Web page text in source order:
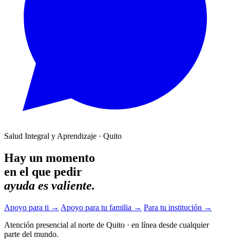
Salud Integral y Aprendizaje · Quito
Hay un momento
en el que pedir
ayuda es valiente.
Apoyo para ti → Apoyo para tu familia → Para tu institución →
Atención presencial al norte de Quito · en línea desde cualquier
parte del mundo.